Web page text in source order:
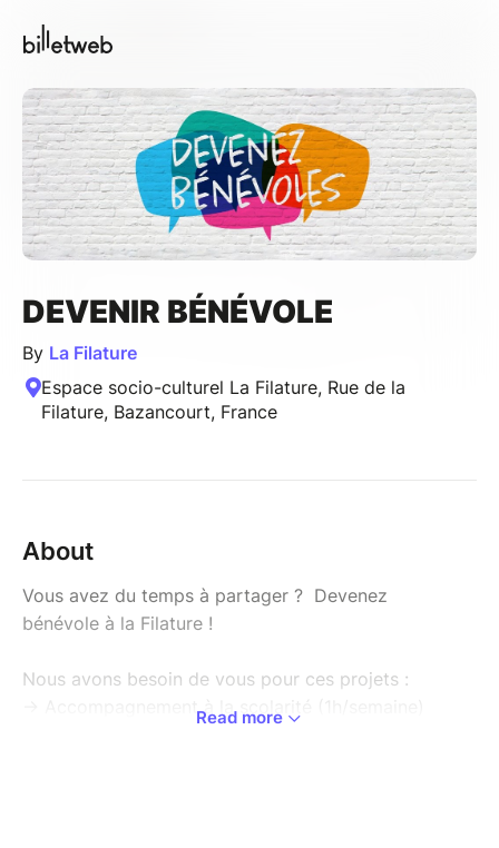
DEVENIR BÉNÉVOLE
By La Filature
Espace socio-culturel La Filature, Rue de la
Filature, Bazancourt, France
About
Vous avez du temps à partager ? Devenez
bénévole à la Filature !
Nous avons besoin de vous pour ces projets :
-> Accompagnement à la scolarité (1h/semaine)
Read more